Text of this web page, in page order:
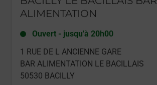
ALIMENTATION
Ouvert - jusqu'à 20h00
1 RUE DE L ANCIENNE GARE
BAR ALIMENTATION LE BACILLAIS
50530 BACILLY